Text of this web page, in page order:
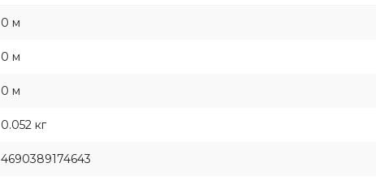
0 м
0 м
0 м
0.052 кг
4690389174643